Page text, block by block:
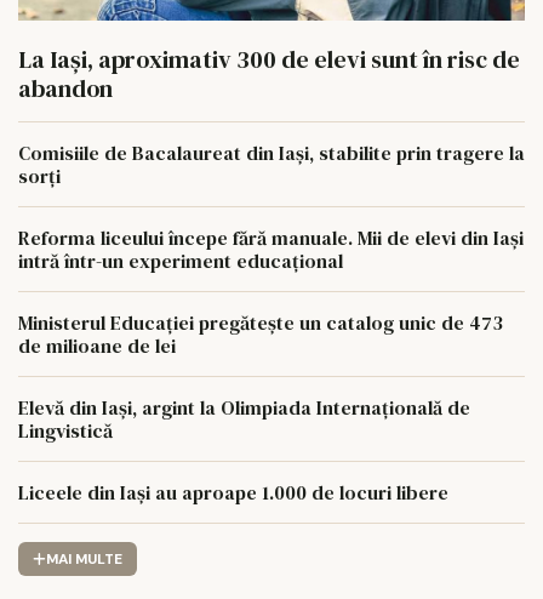
La Iași, aproximativ 300 de elevi sunt în risc de
abandon
Comisiile de Bacalaureat din Iași, stabilite prin tragere la
sorți
Reforma liceului începe fără manuale. Mii de elevi din Iași
intră într-un experiment educațional
Ministerul Educației pregătește un catalog unic de 473
de milioane de lei
Elevă din Iași, argint la Olimpiada Internațională de
Lingvistică
Liceele din Iași au aproape 1.000 de locuri libere
MAI MULTE